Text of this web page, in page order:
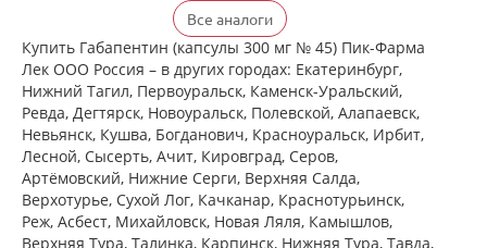
Нейронтин (капсулы 300 мг № 50)
Пфайзер Мэнюфэкчуринг Дойчленд
ГмбХ Германия Виатрис Спешиалти
ЭлЭлСи Пуэрто-Рико,США
есть в 2 аптеках
от 1 980,00 до 2 250,00
Нейронтин (капсулы 300 мг № 100)
Пфайзер Мэнюфэкчуринг Дойчленд
ГмбХ Германия Виатрис Спешиалти
ЭлЭлСи Пуэрто-Рико,США
есть в 4 аптеках
Все аналоги
Купить Габапентин (капсулы 300 мг № 45) Пик-Фарма
Лек ООО Россия – в других городах: Екатеринбург,
Нижний Тагил, Первоуральск, Каменск-Уральский,
Ревда, Дегтярск, Новоуральск, Полевской, Алапаевск,
Невьянск, Кушва, Богданович, Красноуральск, Ирбит,
Лесной, Сысерть, Ачит, Кировград, Серов,
Артёмовский, Нижние Cерги, Верхняя Салда,
Верхотурье, Сухой Лог, Качканар, Краснотурьинск,
Реж, Асбест, Михайловск, Новая Ляля, Камышлов,
Верхняя Тура, Талинка, Карпинск, Нижняя Тура, Тавда,